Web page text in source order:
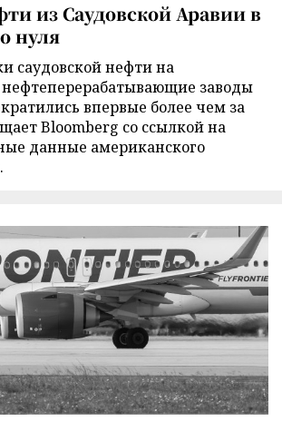
из Саудовской Аравии в
нуля
саудовской нефти на
заводы
впервые более чем за
Bloomberg со ссылкой на
данные американского